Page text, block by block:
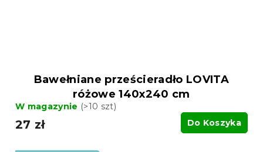
Bawełniane prześcieradło LOVITA
różowe 140x240 cm
W magazynie (>10 szt)
27 zł Do Koszyka